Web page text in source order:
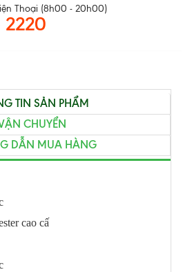
Thoại (8h00 - 20h00)
TIN SẢN PHẨM
CHUYỂN
DẪN MUA HÀNG
cao cấ